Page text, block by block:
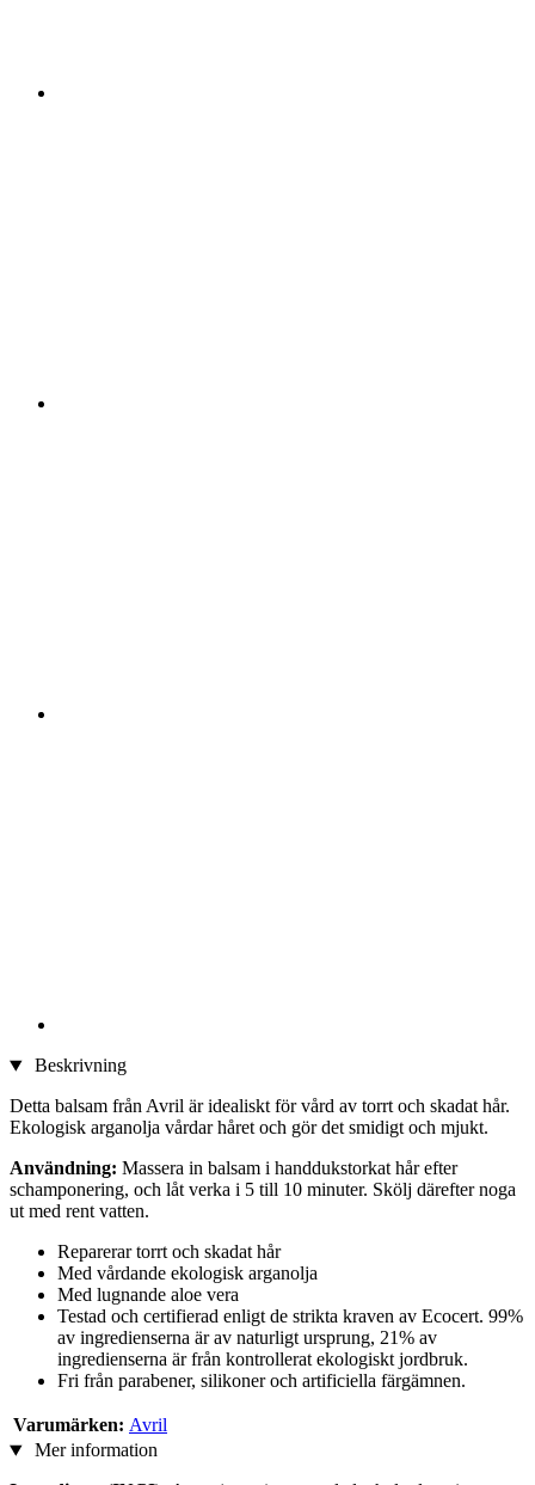
Beskrivning
Detta balsam från Avril är idealiskt för vård av torrt och skadat hår.
Ekologisk arganolja vårdar håret och gör det smidigt och mjukt.
Användning: Massera in balsam i handdukstorkat hår efter
schamponering, och låt verka i 5 till 10 minuter. Skölj därefter noga
ut med rent vatten.
Reparerar torrt och skadat hår
Med vårdande ekologisk arganolja
Med lugnande aloe vera
Testad och certifierad enligt de strikta kraven av Ecocert. 99%
av ingredienserna är av naturligt ursprung, 21% av
ingredienserna är från kontrollerat ekologiskt jordbruk.
Fri från parabener, silikoner och artificiella färgämnen.
Varumärken: Avril
Mer information